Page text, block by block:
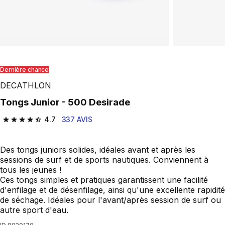
Dernière chance
DECATHLON
Tongs Junior - 500 Desirade
4.7
4.7 out of 5 stars from 337 reviews
337 AVIS
Des tongs juniors solides, idéales avant et après les
sessions de surf et de sports nautiques. Conviennent à
tous les jeunes !
Ces tongs simples et pratiques garantissent une facilité
d'enfilage et de désenfilage, ainsi qu'une excellente rapidité
de séchage. Idéales pour l'avant/après session de surf ou
autre sport d'eau.